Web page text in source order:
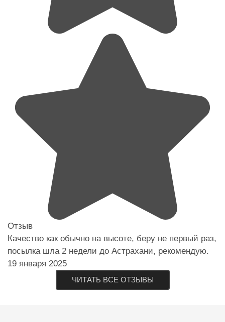
Отзыв
Качество как обычно на высоте, беру не первый раз,
посылка шла 2 недели до Астрахани, рекомендую.
19 января 2025
ЧИТАТЬ ВСЕ ОТЗЫВЫ